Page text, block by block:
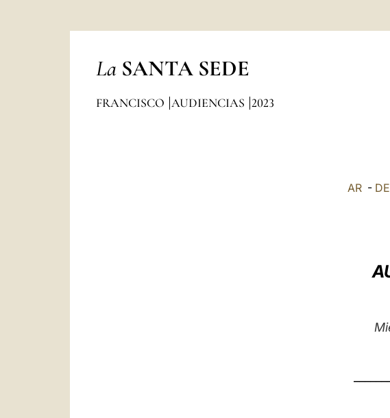
La SANTA SEDE
FRANCISCO AUDIENCIAS 2023
AR- DE